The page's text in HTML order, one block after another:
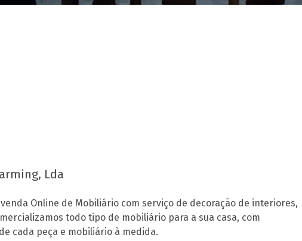
Lda
Online de Mobiliário com serviço de decoração de interiores,
todo tipo de mobiliário para a sua casa, com
cada peça e mobiliário à medida.